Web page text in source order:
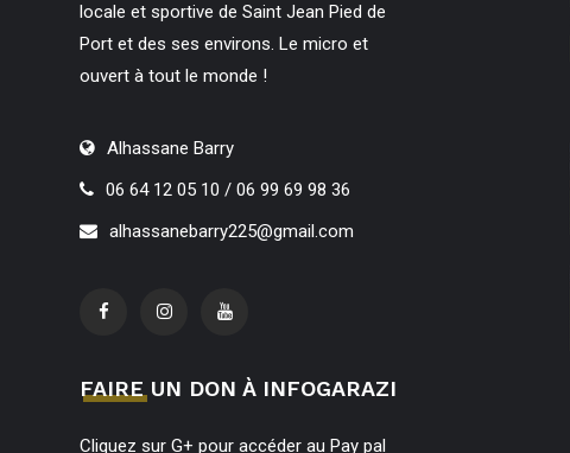
locale et sportive de Saint Jean Pied de
Port et des ses environs. Le micro et
ouvert à tout le monde !
Alhassane Barry
06 64 12 05 10 / 06 99 69 98 36
alhassanebarry225@gmail.com
FAIRE UN DON À INFOGARAZI
Cliquez sur G+ pour accéder au Pay pal